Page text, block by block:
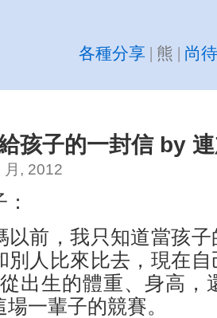
各種分享 | 熊 | 尚
給孩子的一封信 by
月, 2012
，我只知道當孩子
別人比來比去，現在
出生的體重、身高，
一輩子的競賽。